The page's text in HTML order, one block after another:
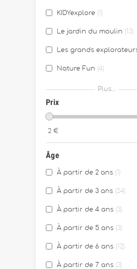
KIDYexplore
Le jardin du moulin 13
Les grands
Nature Fun 4
Petit jardinier 3
Préserver la nature
Terra Kids Explorer &
1
Plus...
Prix
2 €
Âge
À partir de 2 ans
À partir de 3 ans 24
À partir de 4 ans 3
À partir de 5 ans 3
À partir de 6 ans 12
À partir de 7 ans 3